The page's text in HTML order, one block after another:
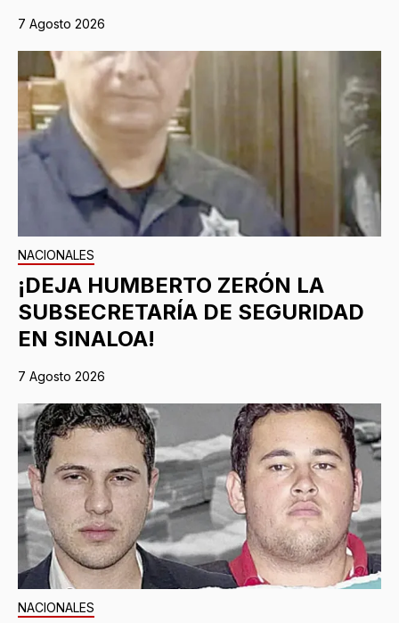
7 Agosto 2026
NACIONALES
¡DEJA HUMBERTO ZERÓN LA
SUBSECRETARÍA DE SEGURIDAD
EN SINALOA!
7 Agosto 2026
NACIONALES